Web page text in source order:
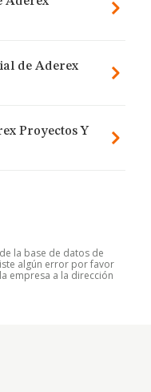
de Aderex
Proyectos Y
la base de datos de
algún error por favor
empresa a la dirección